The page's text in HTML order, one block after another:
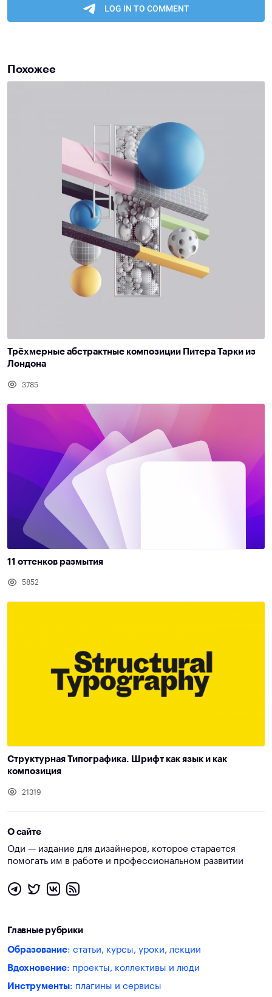
Похожее
Трёхмерные абстрактные композиции Питера Тарки из
Лондона
3785
11 оттенков размытия
5852
Структурная Типографика. Шрифт как язык и как
композиция
21319
О сайте
Оди — издание для дизайнеров, которое старается
помогать им в работе и профессиональном развитии
Главные рубрики
Образование: статьи, курсы, уроки, лекции
Вдохновение: проекты, коллективы и люди
Инструменты: плагины и сервисы